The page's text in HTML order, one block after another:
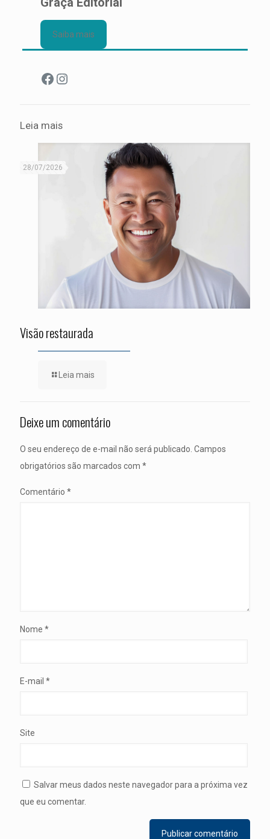
Saiba mais
Facebook
Instagram
Leia mais
28/07/2026
Visão restaurada
Leia mais
Deixe um comentário
O seu endereço de e-mail não será publicado. Campos
obrigatórios são marcados com *
Comentário *
Nome *
E-mail *
Site
Salvar meus dados neste navegador para a próxima vez
que eu comentar.